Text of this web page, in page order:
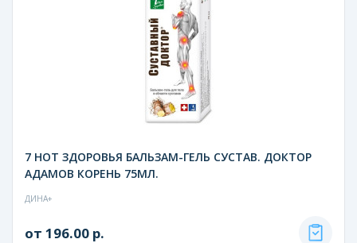
7 НОТ ЗДОРОВЬЯ БАЛЬЗАМ-ГЕЛЬ СУСТАВ. ДОКТОР
АДАМОВ КОРЕНЬ 75МЛ.
ДИНА+
от 196.00 р.